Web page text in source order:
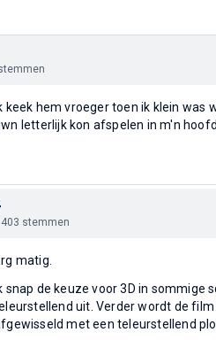
keek hem vroeger toen ik klein was
letterlijk kon afspelen in m'n hoofd
stemmen
matig.
snap de keuze voor 3D in
uit. Verder wordt de
met een teleurstellend